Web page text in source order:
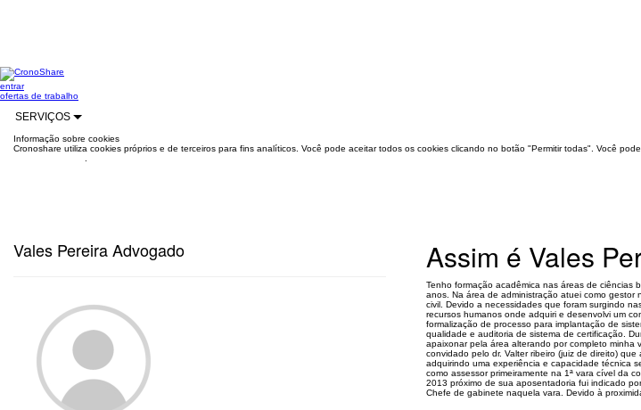
entrar
ofertas de trabalho
SERVIÇOS
Informação sobre cookies
Cronoshare utiliza cookies próprios e de terceiros para fins analíticos. Você pode aceitar todos os cookies clicando no botão "Permitir todas". Você
Vales Pereira Advogado Assim é Vales
Tenho formação acadêmica nas áreas de ciências
anos. Na área de administração atuei como
civil. Devido a necessidades que foram surgindo
recursos humanos onde adquiri e desenvolvi um
formalização de processo para implantação de
qualidade e auditoria de sistema de certificação.
apaixonar pela área alterando por completo
convidado pelo dr. Valter ribeiro (juiz de direito)
adquirindo uma experiência e capacidade técnica
como assessor primeiramente na 1ª vara cível da
2013 próximo de sua aposentadoria fui indicado
Chefe de gabinete naquela vara. Devido à